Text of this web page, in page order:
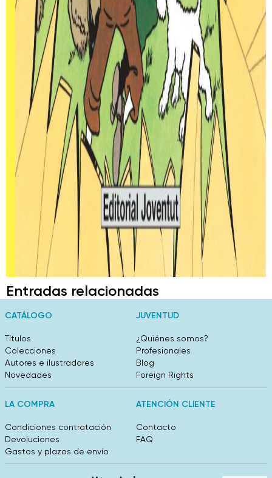
Entradas relacionadas
CATÁLOGO
Títulos
Colecciones
Autores e ilustradores
Novedades
JUVENTUD
¿Quiénes somos?
Profesionales
Blog
Foreign Rights
LA COMPRA
Condiciones contratación
Devoluciones
Gastos y plazos de envío
ATENCIÓN CLIENTE
Contacto
FAQ